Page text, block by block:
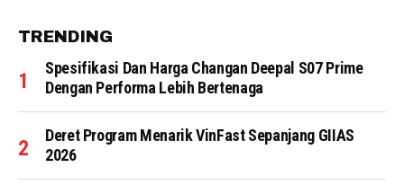
TRENDING
Spesifikasi Dan Harga Changan Deepal S07 Prime
Dengan Performa Lebih Bertenaga
Deret Program Menarik VinFast Sepanjang GIIAS
2026